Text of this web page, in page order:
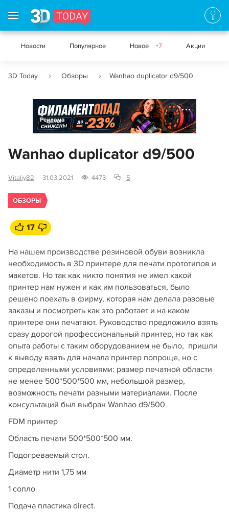
Новости Популярное Новое +7 Акции
3D Today Обзоры Wanhao duplicator d9/500
Реклама
Wanhao duplicator d9/500
Vitaliy82 31.03.2021 4473 5
ОБЗОРЫ
17
На нашем производстве резиновой обуви возникла
необходимость в 3D принтере для печати прототипов и
макетов. Но так как никто понятия не имел какой
принтер нам нужен и как им пользоваться, было
решено поехать в фирму, которая нам делала разовые
заказы и посмотреть как это работает и на каком
принтере они печатают. Руководство предложило взять
сразу дорогой профессиональный принтер, но так как
опыта работы с таким оборудованием не было, пришли
к выводу взять для начала принтер попроще, но с
определенными условиями: размер печатной области
не менее 500*500*500 мм, небольшой размер,
возможность печати разными материалами. После
консультаций был выбран Wanhao d9/500.
FDM принтер
Область печати 500*500*500 мм.
Подогреваемый стол.
Диаметр нити 1,75 мм
1 сопло
Подача пластика direct.